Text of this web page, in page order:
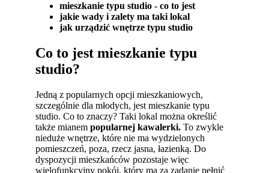
mieszkanie typu studio - co to jest
jakie wady i zalety ma taki lokal
jak urządzić wnętrze typu studio
Co to jest mieszkanie typu
studio?
Jedną z popularnych opcji mieszkaniowych,
szczególnie dla młodych, jest mieszkanie typu
studio. Co to znaczy? Taki lokal można określić
także mianempopularnej kawalerki. To zwykle
nieduże wnętrze, które nie ma wydzielonych
pomieszczeń, poza, rzecz jasna, łazienką. Do
dyspozycji mieszkańców pozostaje więc
wielofunkcyjny pokój, który ma za zadanie pełnić